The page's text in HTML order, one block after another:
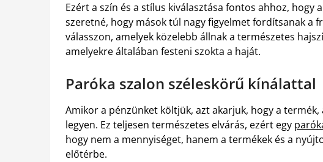
Ezért a szín és a stílus kiválasztása fontos ahhoz,
szeretné, hogy mások túl nagy figyelmet fordítsanak a
válasszon, amelyek közelebb állnak a természetes
amelyekre általában festeni szokta a haját.
Paróka szalon széleskörű kínálattal
Amikor a pénzünket költjük, azt akarjuk, hogy a
legyen. Ez teljesen természetes elvárás, ezért egy
hogy nem a mennyiséget, hanem a termékek és a
előtérbe.